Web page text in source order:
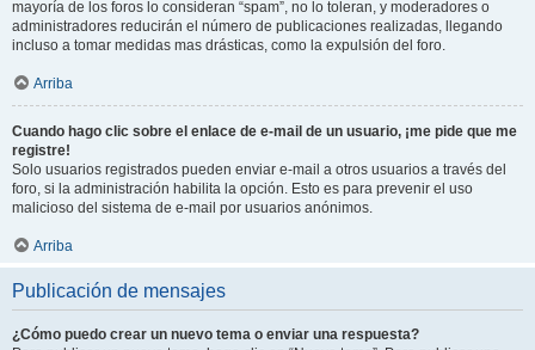
mayoría de los foros lo consideran “spam”, no lo toleran, y moderadores o
administradores reducirán el número de publicaciones realizadas, llegando
incluso a tomar medidas mas drásticas, como la expulsión del foro.
Arriba
Cuando hago clic sobre el enlace de e-mail de un usuario, ¡me pide que me
registre!
Solo usuarios registrados pueden enviar e-mail a otros usuarios a través del
foro, si la administración habilita la opción. Esto es para prevenir el uso
malicioso del sistema de e-mail por usuarios anónimos.
Arriba
Publicación de mensajes
¿Cómo puedo crear un nuevo tema o enviar una respuesta?